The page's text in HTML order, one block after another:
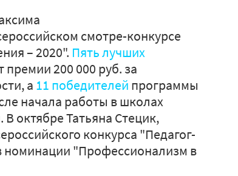
смотре-конкурсе
– 2020". Пять лучших
200 000 руб. за
а 11 победителей программы
начала работы в школах
октябре Татьяна Стецик,
конкурса "Педагог-
номинации "Профессионализм в